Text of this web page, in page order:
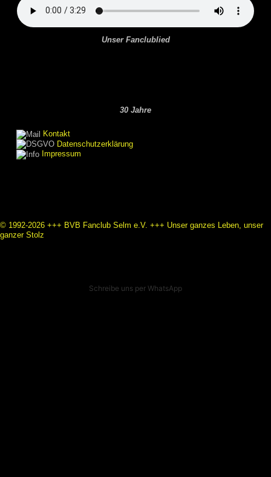
Unser Fanclublied
30 Jahre
Kontakt
Datenschutzerklärung
Impressum
© 1992-2026 +++ BVB Fanclub Selm e.V. +++ Unser ganzes Leben, unser
ganzer Stolz
Schreibe uns per WhatsApp